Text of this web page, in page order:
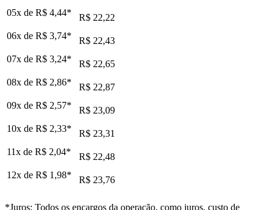
05x de R$ 4,44*
R$ 22,22
06x de R$ 3,74*
R$ 22,43
07x de R$ 3,24*
R$ 22,65
08x de R$ 2,86*
R$ 22,87
09x de R$ 2,57*
R$ 23,09
10x de R$ 2,33*
R$ 23,31
11x de R$ 2,04*
R$ 22,48
12x de R$ 1,98* R$ 23,76
*Juros: Todos os encargos da operação, como juros, custo de